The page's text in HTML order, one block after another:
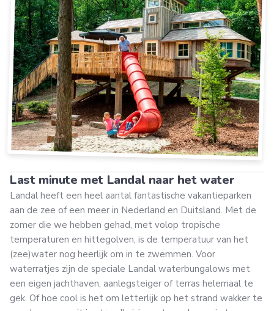
Last minute met Landal naar het water
Landal heeft een heel aantal fantastische vakantieparken
aan de zee of een meer in Nederland en Duitsland. Met de
zomer die we hebben gehad, met volop tropische
temperaturen en hittegolven, is de temperatuur van het
(zee)water nog heerlijk om in te zwemmen. Voor
waterratjes zijn de speciale Landal waterbungalows met
een eigen jachthaven, aanlegsteiger of terras helemaal te
gek. Of hoe cool is het om letterlijk op het strand wakker te